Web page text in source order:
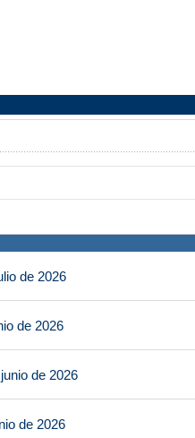
de 2026
de 2026
de 2026
de 2026